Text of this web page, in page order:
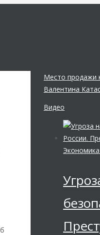
Место продажи
Валентина
Видео